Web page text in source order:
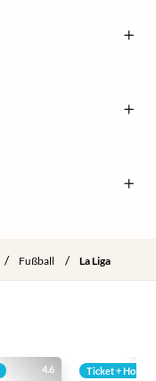
/ Fußball / La Liga
4.6 Ticket + Hotel